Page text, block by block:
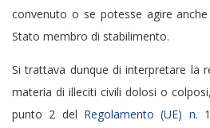
convenuto o se potesse agire
Stato membro di stabilimento.
Si trattava dunque di interpretare la
materia di illeciti civili dolosi o
punto 2 del Regolamento (UE) n.